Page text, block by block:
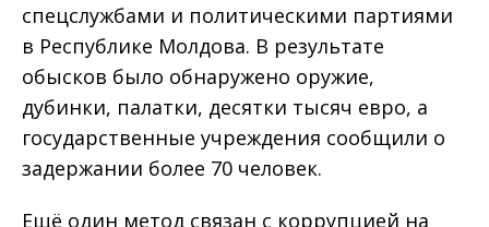
спецслужбами и политическими партиями
в Республике Молдова. В результате
обысков было обнаружено оружие,
дубинки, палатки, десятки тысяч евро, а
государственные учреждения сообщили о
задержании более 70 человек.
Ещё один метод связан с коррупцией на